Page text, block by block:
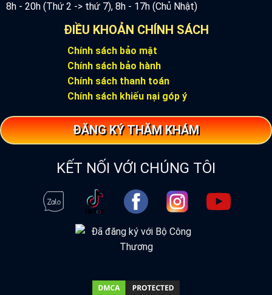
8h - 20h (Thứ 2 -> thứ 7), 8h - 17h (Chủ Nhật)
ĐIỀU KHOẢN CHÍNH SÁCH
Chính sách bảo mật
Chính sách bảo hành
Chính sách thanh toán
Chính sách khiếu nại góp ý
ĐĂNG KÝ THĂM KHÁM
KẾT NỐI VỚI CHÚNG TÔI